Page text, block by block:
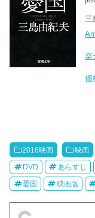
三
楽
価
2016映画 映画
DVD あらすじ
憂国 映画版